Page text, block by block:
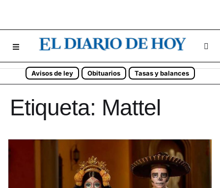
Avisos de ley Obituarios Tasas y balances
Etiqueta: Mattel